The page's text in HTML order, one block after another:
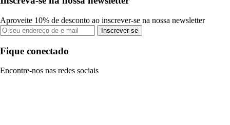
Aproveite 10% de desconto ao inscrever-se na nossa newsletter
Inscrever-se
Fique conectado
Encontre-nos nas redes sociais